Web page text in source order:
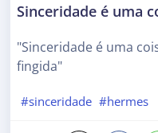
Sinceridade é uma
"Sinceridade é uma
fingida"
#sinceridade #hermes